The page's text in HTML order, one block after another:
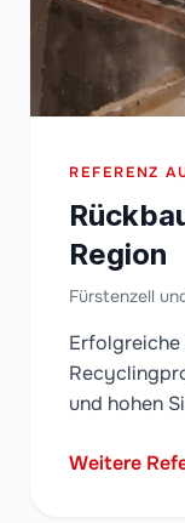
REFERENZ
Region
Fürstenzell
und hohen
Weitere